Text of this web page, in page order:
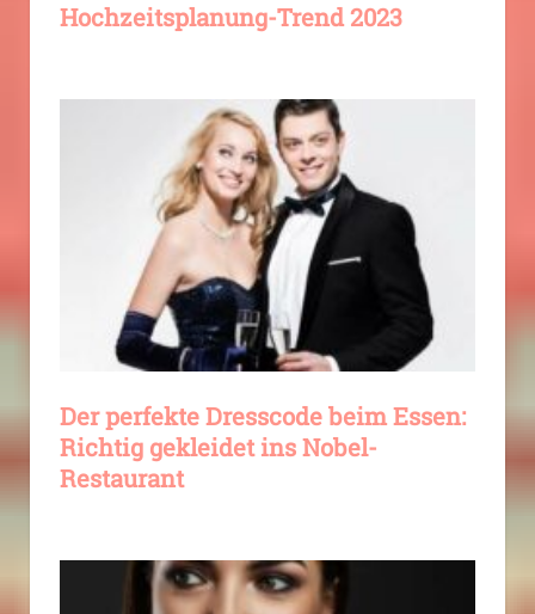
Hochzeitsplanung-Trend 2023
Der perfekte Dresscode beim Essen:
Richtig gekleidet ins Nobel-
Restaurant